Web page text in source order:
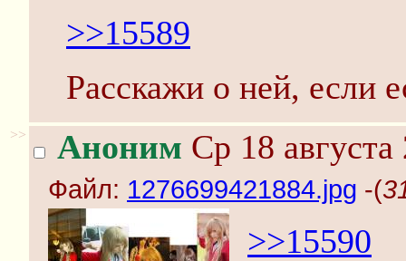
>>15589
Расскажи о ней, если
>> Аноним Ср 18
Файл: 1276699421884.jpg -(
>>15590